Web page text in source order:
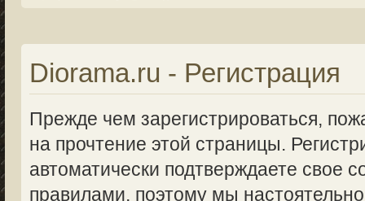
Diorama.ru - Регистрация
Прежде чем зарегистрироваться,
на прочтение этой страницы.
автоматически подтверждаете свое
правилами, поэтому мы